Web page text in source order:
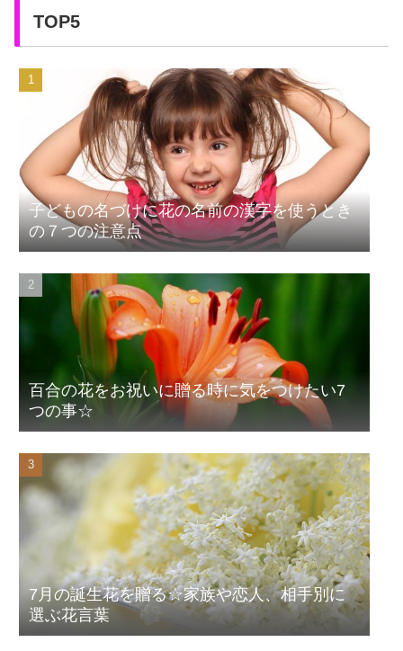
TOP5
子どもの名づけに花の名前の漢字を使うとき
の７つの注意点
百合の花をお祝いに贈る時に気をつけたい7
つの事☆
7月の誕生花を贈る☆家族や恋人、相手別に
選ぶ花言葉